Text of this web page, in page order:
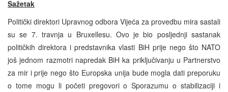
Sažetak
Politički direktori Upravnog odbora Vijeća za provedbu mira sastali
su se 7. travnja u Bruxellesu. Ovo je bio posljednji sastanak
političkih direktora i predstavnika vlasti BiH prije nego što NATO
još jednom razmotri napredak BiH ka priključivanju u Partnerstvo
za mir i prije nego što Europska unija bude mogla dati preporuku
o tome mogu li početi pregovori o Sporazumu o stabilizaciji i